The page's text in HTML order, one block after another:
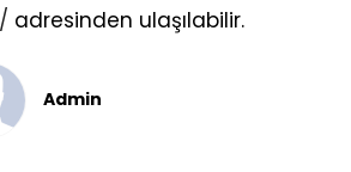
adresinden ulaşılabilir.
Admin